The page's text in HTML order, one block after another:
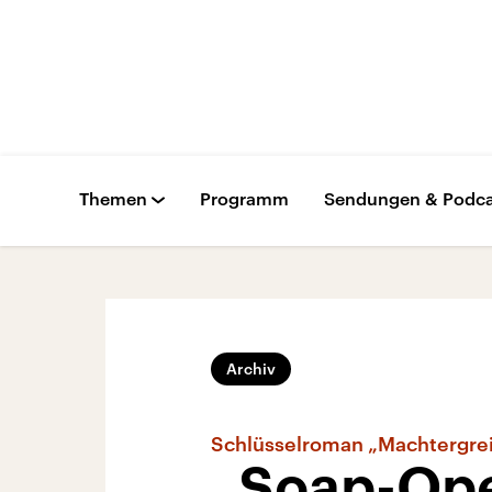
Themen Programm Sendungen &
Archiv
Schlüsselroman